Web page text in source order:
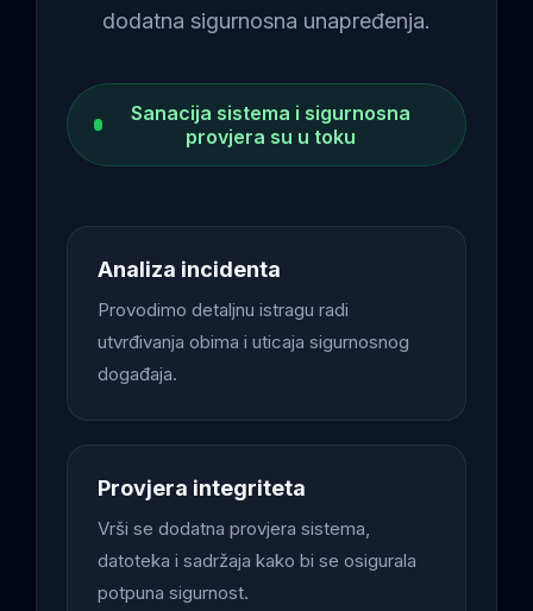
dodatna sigurnosna unapređenja.
Sanacija sistema i sigurnosna
provjera su u toku
Analiza incidenta
Provodimo detaljnu istragu radi
utvrđivanja obima i uticaja sigurnosnog
događaja.
Provjera integriteta
Vrši se dodatna provjera sistema,
datoteka i sadržaja kako bi se osigurala
potpuna sigurnost.